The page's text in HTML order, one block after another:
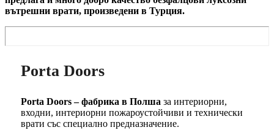
вътрешни врати, произведени в Турция.
Porta Doors
Porta Doors – фабрика в Полша за интериорни,
входни, интериорни пожароустойчиви и технически
врати със специално предназначение.